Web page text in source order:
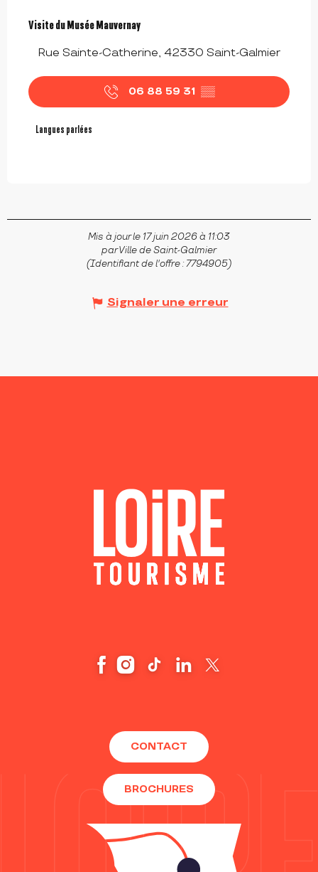
Visite du Musée Mauvernay
Rue Sainte-Catherine, 42330 Saint-Galmier
06 88 59 31 ▒▒
Langues parlées
Langues parlées
Mis à jour le 17 juin 2026 à 11:03
par Ville de Saint-Galmier
(Identifiant de l'offre :7794905)
Signaler une erreur
CONTACT
BROCHURES